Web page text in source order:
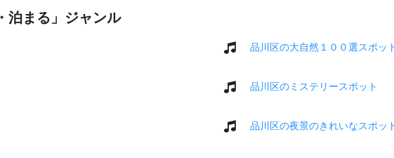
まる」ジャンル
品川区の大自然１００選スポッ
品川区のミステリースポット
品川区の夜景のきれいなスポッ